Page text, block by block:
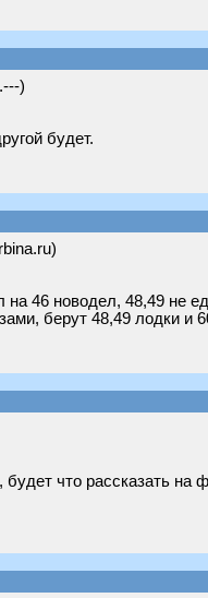
)
будет.
46 новодел, 48,49 не
берут 48,49 лодки и
что рассказать на